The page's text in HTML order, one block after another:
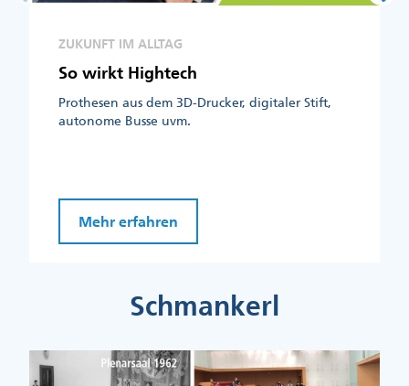
ZUKUNFT IM ALLTAG
So wirkt Hightech
Prothesen aus dem 3D-Drucker, digitaler Stift,
autonome Busse uvm.
Mehr erfahren
Schmankerl